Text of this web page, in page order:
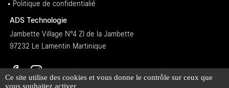
• Politique de confidentialié
ADS Technologie
Jambette Village N°4 ZI de la Jambette
97232 Le Lamentin Martinique
Ce site utilise des cookies et vous donne le contrôle sur ceux que
vous souhaitez activer